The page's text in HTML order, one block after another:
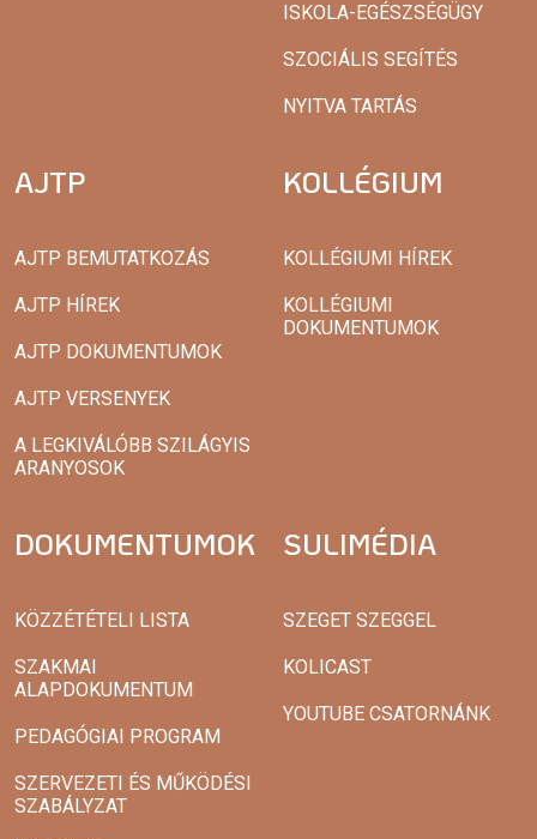
ISKOLA-EGÉSZSÉGÜGY
SZOCIÁLIS SEGÍTÉS
NYITVA TARTÁS
AJTP
AJTP BEMUTATKOZÁS
AJTP HÍREK
AJTP DOKUMENTUMOK
AJTP VERSENYEK
A LEGKIVÁLÓBB SZILÁGYIS
ARANYOSOK
KOLLÉGIUM
KOLLÉGIUMI HÍREK
KOLLÉGIUMI
DOKUMENTUMOK
DOKUMENTUMOK
KÖZZÉTÉTELI LISTA
SZAKMAI
ALAPDOKUMENTUM
PEDAGÓGIAI PROGRAM
SZERVEZETI ÉS MŰKÖDÉSI
SZABÁLYZAT
SULIMÉDIA
SZEGET SZEGGEL
KOLICAST
YOUTUBE CSATORNÁNK